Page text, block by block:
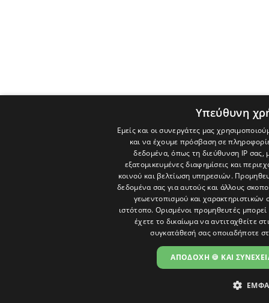
Υπεύθυνη
Εμείς και οι συνεργάτες μας
και να έχουμε πρόσβαση σε
δεδομένα, όπως τη διεύθυνση IP σας,
εξατομικευμένες διαφημίσεις και
κοινού και βελτίωση υπηρεσιών.
δεδομένα σας για αυτούς και άλλους
γεωεντοπισμού και χαρακτηριστικών
ιστότοπο. Ορισμένοι προμηθευτές
έχετε το δικαίωμα να αντιταχθείτε
συγκατάθεσή σας οποιαδήποτε
ΑΠΟΔΟΧΗ 🍪 ΚΑΙ